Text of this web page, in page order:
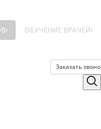
ОБУЧЕНИЕ ВРАЧЕЙ
Заказать